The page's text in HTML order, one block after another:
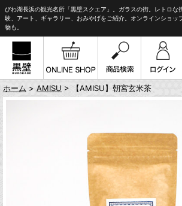
びわ湖長浜の観光名所「黒壁スクエア」。ガラスの街。レトロな
験、アート、ギャラリー、おみやげをご紹介。オンラインショッ
物も。
ホーム > AMISU > 【AMISU】朝宮玄米茶